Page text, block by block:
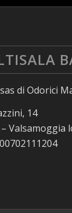
sas di Odorici
14
Valsamoggia